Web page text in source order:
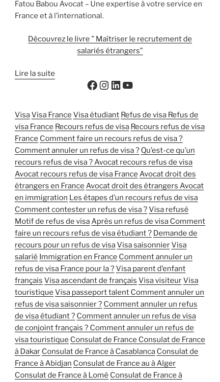
Fatou Babou Avocat – Une expertise à votre service en
France et à l’international.
Découvrez le livre ” Maîtriser le recrutement de
salariés étrangers”
Lire la suite
VisaVisa France Visa étudiant Refus de visa Refus de
visa France Recours refus de visa Recours refus de visa
France Comment faire un recours refus de visa ?
Comment annuler un refus de visa ? Qu’est-ce qu’un
recours refus de visa ?Avocat recours refus de visa
Avocat recours refus de visa France Avocat droit des
étrangers en France Avocat droit des étrangers Avocat
en immigration Les étapes d’un recours refus de visa
Comment contester un refus de visa ?Visa refusé
Motif de refus de visaAprès un refus de visa Comment
faire un recours refus de visa étudiant ? Demande de
recours pour un refus de visaVisa saisonnierVisa
salarié Immigration en France Comment annuler un
refus de visa France pour la ?Visa parent d’enfant
français Visa ascendant de français Visa visiteurVisa
touristique Visa passeport talent Comment annuler un
refus de visa saisonnier ? Comment annuler un refus
de visa étudiant ? Comment annuler un refus de visa
de conjoint français ? Comment annuler un refus de
visa touristique Consulat de France Consulat de France
à Dakar Consulat de France à Casablanca Consulat de
France à Abidjan Consulat de France au à Alger
Consulat de France à Lomé Consulat de France à